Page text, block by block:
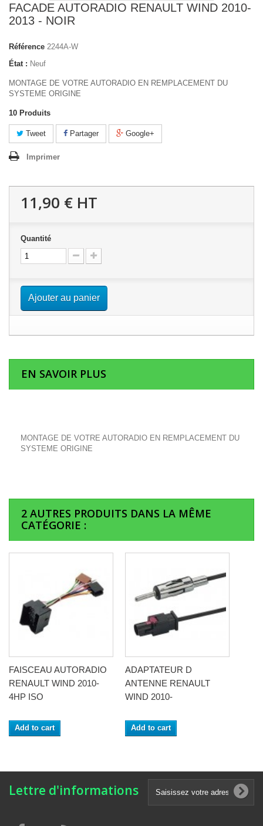
FACADE AUTORADIO RENAULT WIND 2010-
2013 - NOIR
Référence 2244A-W
État : Neuf
MONTAGE DE VOTRE AUTORADIO EN REMPLACEMENT DU
SYSTEME ORIGINE
10 Produits
Tweet Partager Google+
Imprimer
11,90 € HT
Quantité
Ajouter au panier
EN SAVOIR PLUS
MONTAGE DE VOTRE AUTORADIO EN REMPLACEMENT DU
SYSTEME ORIGINE
2 AUTRES PRODUITS DANS LA MÊME
CATÉGORIE :
FAISCEAU AUTORADIO
RENAULT WIND 2010-
4HP ISO
Add to cart
ADAPTATEUR D
ANTENNE RENAULT
WIND 2010-
Add to cart
Lettre d'informations